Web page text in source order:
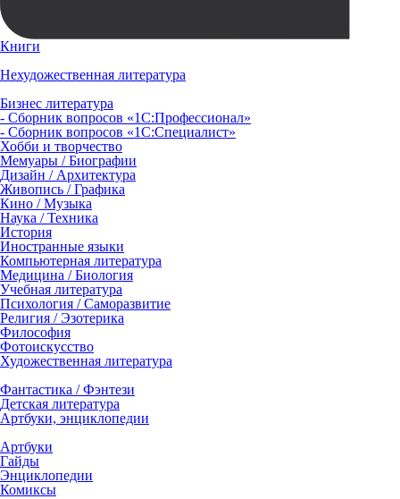
Книги
Нехудожественная литература
Бизнес литература
- Сборник вопросов «1С:Профессионал»
- Сборник вопросов «1С:Специалист»
Хобби и творчество
Мемуары / Биографии
Дизайн / Архитектура
Живопись / Графика
Кино / Музыка
Наука / Техника
История
Иностранные языки
Компьютерная литература
Медицина / Биология
Учебная литература
Психология / Саморазвитие
Религия / Эзотерика
Философия
Фотоискусство
Художественная литература
Фантастика / Фэнтези
Детская литература
Артбуки, энциклопедии
Артбуки
Гайды
Энциклопедии
Комиксы